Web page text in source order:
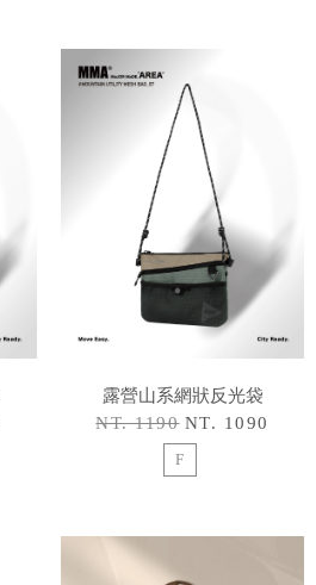
露營山系網狀反光袋
NT. 1190 NT. 1090
F